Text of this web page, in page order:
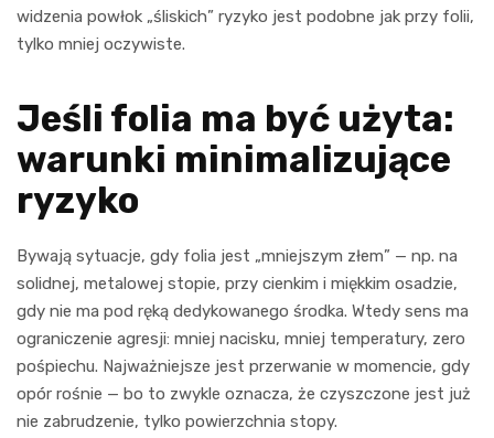
widzenia powłok „śliskich” ryzyko jest podobne jak przy folii,
tylko mniej oczywiste.
Jeśli folia ma być użyta:
warunki minimalizujące
ryzyko
Bywają sytuacje, gdy folia jest „mniejszym złem” — np. na
solidnej, metalowej stopie, przy cienkim i miękkim osadzie,
gdy nie ma pod ręką dedykowanego środka. Wtedy sens ma
ograniczenie agresji: mniej nacisku, mniej temperatury, zero
pośpiechu. Najważniejsze jest przerwanie w momencie, gdy
opór rośnie — bo to zwykle oznacza, że czyszczone jest już
nie zabrudzenie, tylko powierzchnia stopy.